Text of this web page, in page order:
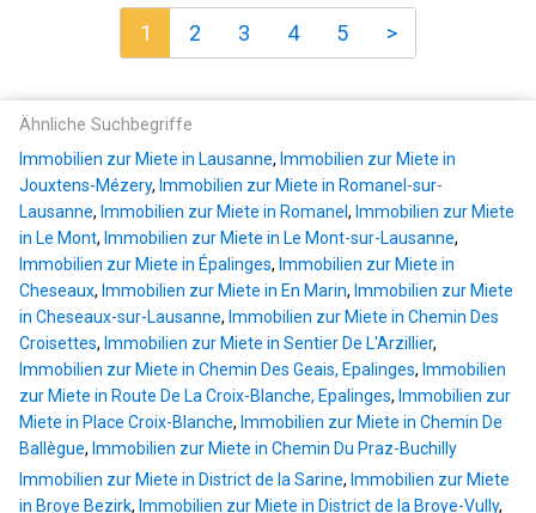
1 2 3 4 5 >
Ähnliche Suchbegriffe
Immobilien zur Miete in Lausanne, Immobilien zur Miete in
Jouxtens-Mézery, Immobilien zur Miete in Romanel-sur-
Lausanne, Immobilien zur Miete in Romanel , Immobilien zur Miete
in Le Mont, Immobilien zur Miete in Le Mont-sur-Lausanne,
Immobilien zur Miete in Épalinges, Immobilien zur Miete in
Cheseaux, Immobilien zur Miete in En Marin, Immobilien zur Miete
in Cheseaux-sur-Lausanne, Immobilien zur Miete in Chemin Des
Croisettes, Immobilien zur Miete in Sentier De L'Arzillier,
Immobilien zur Miete in Chemin Des Geais, Epalinges, Immobilien
zur Miete in Route De La Croix-Blanche, Epalinges, Immobilien zur
Miete in Place Croix-Blanche, Immobilien zur Miete in Chemin De
Ballègue, Immobilien zur Miete in Chemin Du Praz-Buchilly
Immobilien zur Miete in District de la Sarine, Immobilien zur Miete
in Broye Bezirk, Immobilien zur Miete in District de la Broye-Vully,